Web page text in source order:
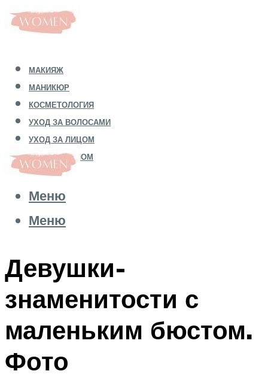
МАКИЯЖ
МАНИКЮР
КОСМЕТОЛОГИЯ
УХОД ЗА ВОЛОСАМИ
УХОД ЗА ЛИЦОМ
УХОД ЗА ТЕЛОМ
Меню
Меню
Девушки-
знаменитости с
маленьким бюстом.
Фото